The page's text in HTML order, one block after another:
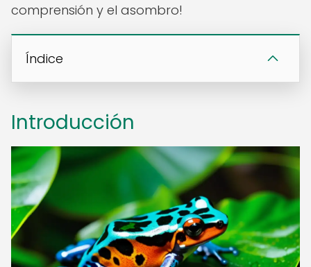
comprensión y el asombro!
Índice
Introducción